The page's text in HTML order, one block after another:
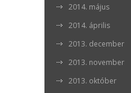
2014. május
2014. április
2013. december
2013. november
2013. október